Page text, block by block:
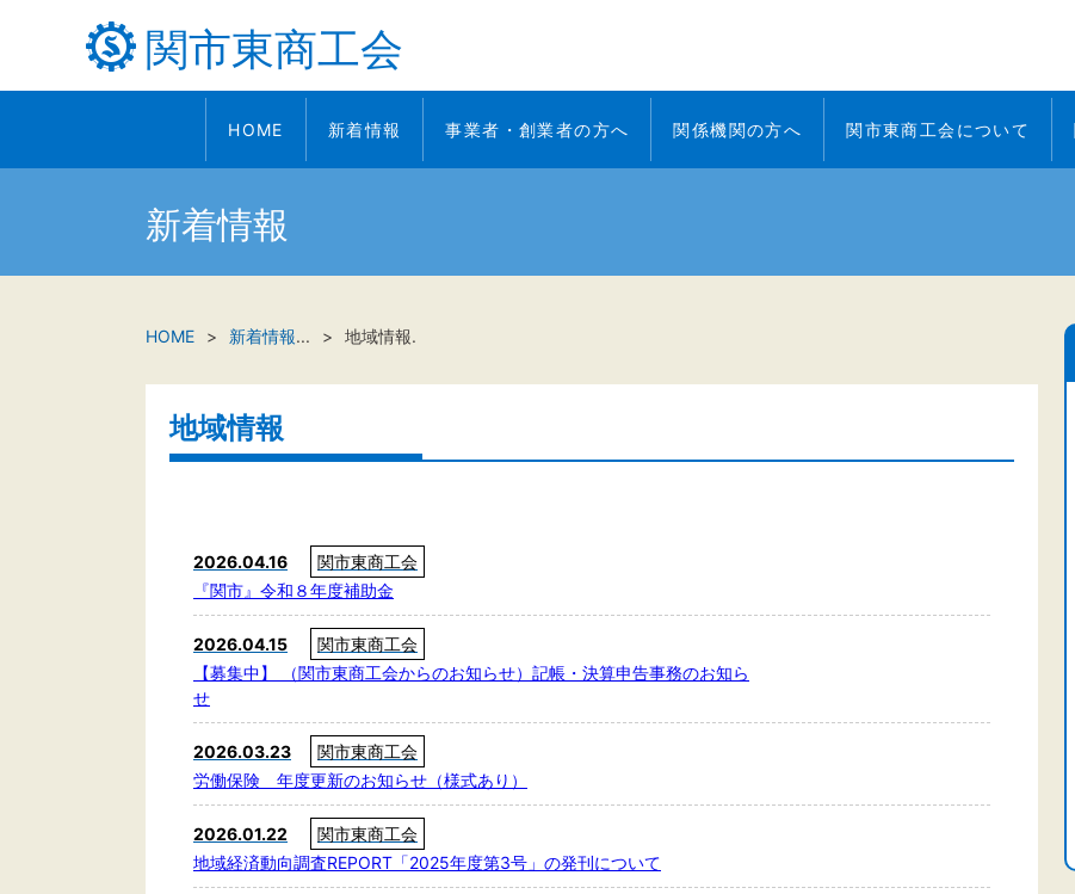
関市東商工会
HOME 新着情報 事業者・創業者の方へ 関係機関の方へ 関市東商工会について
新着情報
HOME 新着情報... 地域情報.
地域情報
2026.04.16
関市東商工会
『関市』令和８年度補助金
2026.04.15
関市東商工会
【募集中】 （関市東商工会からのお知らせ）記帳・決算申告事務のお知ら
せ
2026.03.23
関市東商工会
労働保険 年度更新のお知らせ（様式あり）
2026.01.22
関市東商工会
地域経済動向調査REPORT「2025年度第3号」の発刊について